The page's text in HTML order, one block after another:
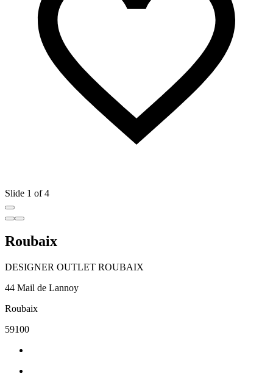
Slide 1 of 4
Roubaix
DESIGNER OUTLET ROUBAIX
44 Mail de Lannoy
Roubaix
59100